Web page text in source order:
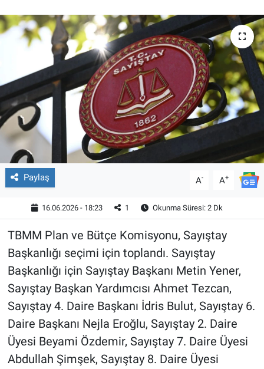
Paylaş A- A+
16.06.2026 - 18:23 1 Okunma Süresi: 2 Dk
TBMM Plan ve Bütçe Komisyonu, Sayıştay
Başkanlığı seçimi için toplandı. Sayıştay
Başkanlığı için Sayıştay Başkanı Metin Yener,
Sayıştay Başkan Yardımcısı Ahmet Tezcan,
Sayıştay 4. Daire Başkanı İdris Bulut, Sayıştay 6.
Daire Başkanı Nejla Eroğlu, Sayıştay 2. Daire
Üyesi Beyami Özdemir, Sayıştay 7. Daire Üyesi
Abdullah Şimşek, Sayıştay 8. Daire Üyesi